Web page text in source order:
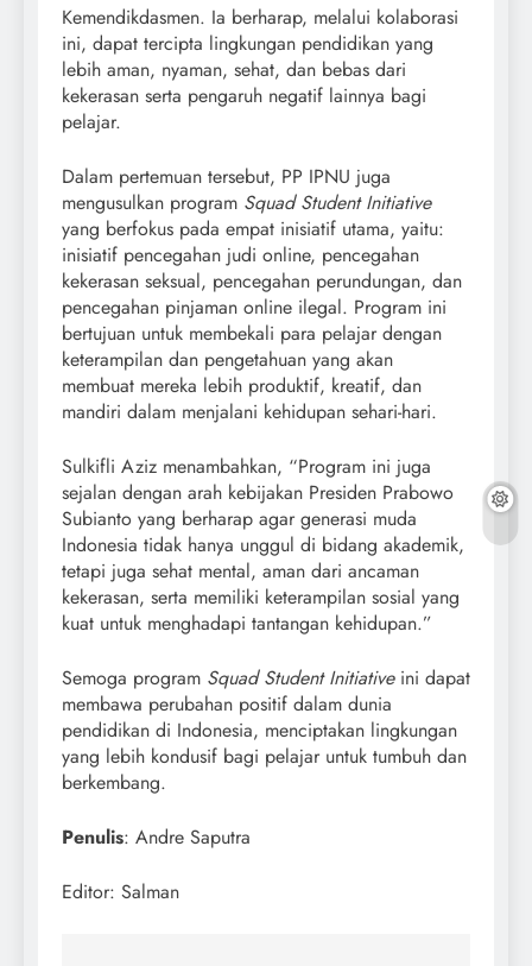
Kemendikdasmen. Ia berharap, melalui kolaborasi
ini, dapat tercipta lingkungan pendidikan yang
lebih aman, nyaman, sehat, dan bebas dari
kekerasan serta pengaruh negatif lainnya bagi
pelajar.
Dalam pertemuan tersebut, PP IPNU juga
mengusulkan program Squad Student Initiative
yang berfokus pada empat inisiatif utama, yaitu:
inisiatif pencegahan judi online, pencegahan
kekerasan seksual, pencegahan perundungan, dan
pencegahan pinjaman online ilegal. Program ini
bertujuan untuk membekali para pelajar dengan
keterampilan dan pengetahuan yang akan
membuat mereka lebih produktif, kreatif, dan
mandiri dalam menjalani kehidupan sehari-hari.
Sulkifli Aziz menambahkan, “Program ini juga
sejalan dengan arah kebijakan Presiden Prabowo
Subianto yang berharap agar generasi muda
Indonesia tidak hanya unggul di bidang akademik,
tetapi juga sehat mental, aman dari ancaman
kekerasan, serta memiliki keterampilan sosial yang
kuat untuk menghadapi tantangan kehidupan.”
Semoga program Squad Student Initiativeini dapat
membawa perubahan positif dalam dunia
pendidikan di Indonesia, menciptakan lingkungan
yang lebih kondusif bagi pelajar untuk tumbuh dan
berkembang.
Penulis: Andre Saputra
Editor: Salman